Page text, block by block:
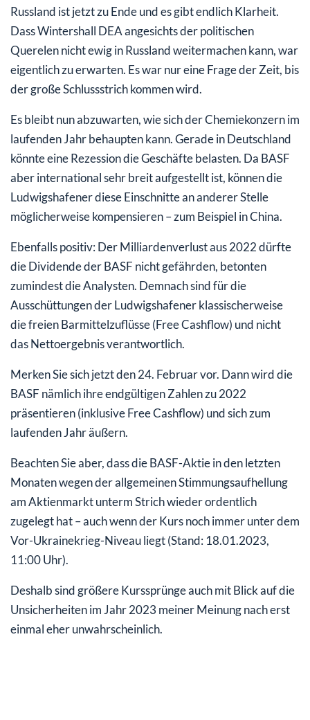
Russland ist jetzt zu Ende und es gibt endlich Klarheit.
Dass Wintershall DEA angesichts der politischen
Querelen nicht ewig in Russland weitermachen kann, war
eigentlich zu erwarten. Es war nur eine Frage der Zeit, bis
der große Schlussstrich kommen wird.
Es bleibt nun abzuwarten, wie sich der Chemiekonzern im
laufenden Jahr behaupten kann. Gerade in Deutschland
könnte eine Rezession die Geschäfte belasten. Da BASF
aber international sehr breit aufgestellt ist, können die
Ludwigshafener diese Einschnitte an anderer Stelle
möglicherweise kompensieren – zum Beispiel in China.
Ebenfalls positiv: Der Milliardenverlust aus 2022 dürfte
die Dividende der BASF nicht gefährden, betonten
zumindest die Analysten. Demnach sind für die
Ausschüttungen der Ludwigshafener klassischerweise
die freien Barmittelzuflüsse (Free Cashflow) und nicht
das Nettoergebnis verantwortlich.
Merken Sie sich jetzt den 24. Februar vor. Dann wird die
BASF nämlich ihre endgültigen Zahlen zu 2022
präsentieren (inklusive Free Cashflow) und sich zum
laufenden Jahr äußern.
Beachten Sie aber, dass die BASF-Aktie in den letzten
Monaten wegen der allgemeinen Stimmungsaufhellung
am Aktienmarkt unterm Strich wieder ordentlich
zugelegt hat – auch wenn der Kurs noch immer unter dem
Vor-Ukrainekrieg-Niveau liegt (Stand: 18.01.2023,
11:00 Uhr).
Deshalb sind größere Kurssprünge auch mit Blick auf die
Unsicherheiten im Jahr 2023 meiner Meinung nach erst
einmal eher unwahrscheinlich.